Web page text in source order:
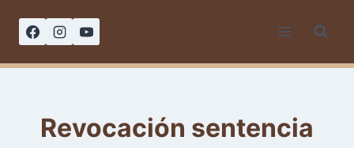
Revocación sentencia